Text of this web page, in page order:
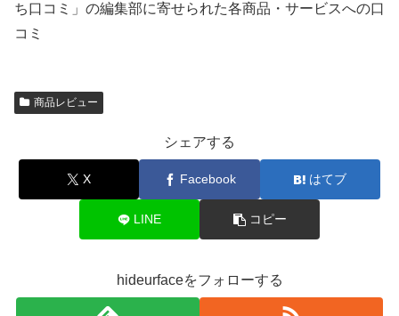
ち口コミ」の編集部に寄せられた各商品・サービスへの口
コミ
商品レビュー
シェアする
X Facebook はてブ
LINE コピー
hideurfaceをフォローする